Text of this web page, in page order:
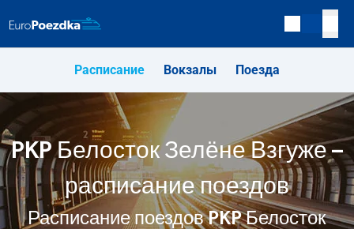
Расписание Вокзалы Поезда
PKP Белосток Зелёне Взгуже –
расписание поездов
Расписание поездов PKP Белосток